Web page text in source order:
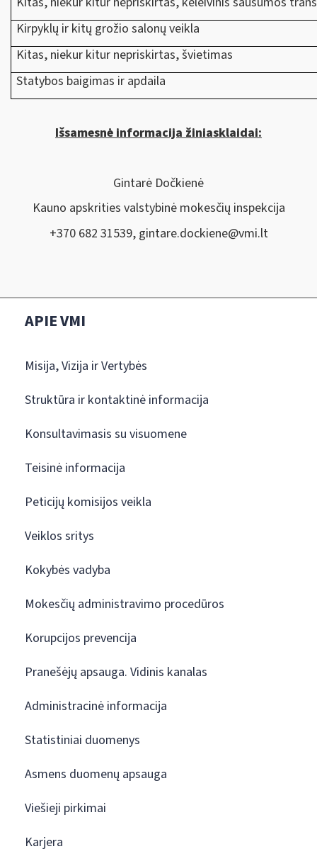
Kirpyklų ir kitų grožio salonų veikla
Kitas, niekur kitur nepriskirtas, švietimas
Statybos baigimas ir apdaila
Išsamesnė informacija žiniasklaidai:
Gintarė Dočkienė
Kauno apskrities valstybinė mokesčių inspekcija
+370 682 31539, gintare.dockiene@vmi.lt
APIE VMI
Misija, Vizija ir Vertybės
Struktūra ir kontaktinė informacija
Konsultavimasis su visuomene
Teisinė informacija
Peticijų komisijos veikla
Veiklos sritys
Kokybės vadyba
Mokesčių administravimo procedūros
Korupcijos prevencija
Pranešėjų apsauga. Vidinis kanalas
Administracinė informacija
Statistiniai duomenys
Asmens duomenų apsauga
Viešieji pirkimai
Karjera